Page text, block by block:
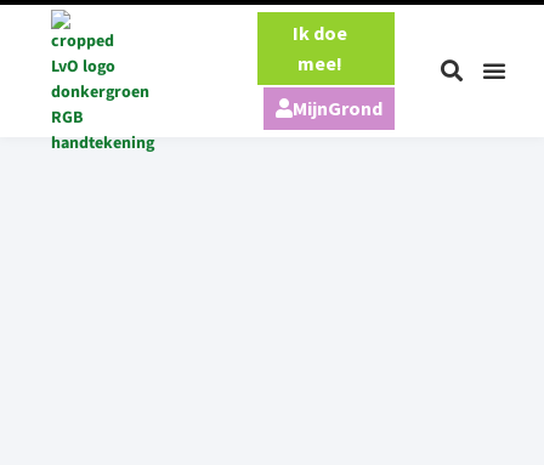
Ik doe
mee!
MijnGrond